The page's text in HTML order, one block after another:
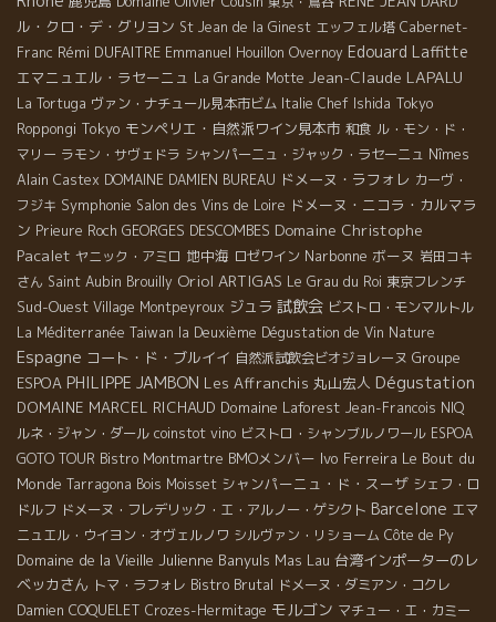
ル・クロ・デ・グリヨン St Jean de la Ginest エッフェル塔 Cabernet-
Franc Rémi DUFAITRE Emmanuel Houillon Overnoy Edouard Laffitte
エマニュエル・ラセーニュ La Grande Motte Jean-Claude LAPALU
La Tortuga ヴァン・ナチュール見本市ビム Italie Chef Ishida Tokyo
Roppongi Tokyo モンペリエ・自然派ワイン見本市 和食 ル・モン・ド・
マリー ラモン・サヴェドラ シャンパーニュ・ジャック・ラセーニュ Nîmes
Alain Castex DOMAINE DAMIEN BUREAU ドメーヌ・ラフォレ カーヴ・
フジキ Symphonie Salon des Vins de Loire ドメーヌ・ニコラ・カルマラ
ン Prieure Roch GEORGES DESCOMBES Domaine Christophe
Pacalet ヤニック・アミロ 地中海 ロゼワイン Narbonne ボーヌ 岩田コキ
さん Saint Aubin Brouilly Oriol ARTIGAS Le Grau du Roi 東京フレンチ
Sud-Ouest Village Montpeyroux ジュラ 試飲会 ビストロ・モンマルトル
La Méditerranée Taiwan la Deuxième Dégustation de Vin Nature
Espagne コート・ド・ブルイイ 自然派試飲会ビオジョレーヌ Groupe
ESPOA PHILIPPE JAMBON Les Affranchis 丸山宏人 Dégustation
DOMAINE MARCEL RICHAUD Domaine Laforest Jean-Francois NIQ
ルネ・ジャン・ダール coinstot vino ビストロ・シャンブルノワール ESPOA
GOTO TOUR Bistro Montmartre BMOメンバー Ivo Ferreira Le Bout du
Monde Tarragona Bois Moisset シャンパーニュ・ド・スーザ シェフ・ロ
ドルフ ドメーヌ・フレデリック・エ・アルノー・ゲシクト Barcelone エマ
ニュエル・ウイヨン・オヴェルノワ シルヴァン・リショーム Côte de Py
Domaine de la Vieille Julienne Banyuls Mas Lau 台湾インポーターのレ
ベッカさん トマ・ラフォレ Bistro Brutal ドメーヌ・ダミアン・コクレ
Damien COQUELET Crozes-Hermitage モルゴン マチュー・エ・カミー